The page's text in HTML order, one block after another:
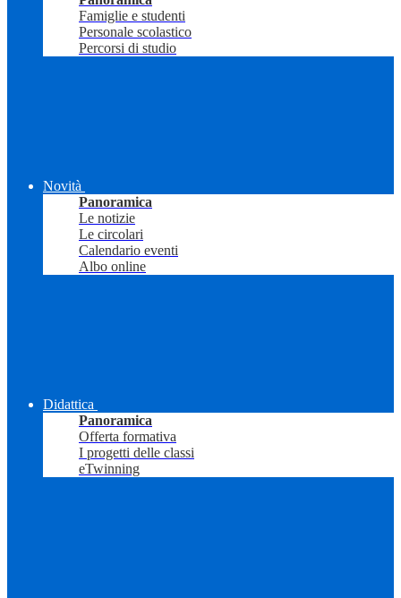
Famiglie e studenti
Personale scolastico
Percorsi di studio
Novità
Panoramica
Le notizie
Le circolari
Calendario eventi
Albo online
Didattica
Panoramica
Offerta formativa
I progetti delle classi
eTwinning